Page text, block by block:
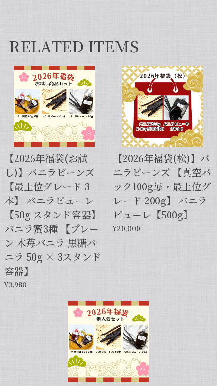
セット タヒチ種 + ブルボン種 10本 サイズだけ訳あり バニラビーンズ VANILLA VILLAGE
2026/01/28
【スタンドパック※通常サイズ】完全無添加・天然バニラ蜜_送料無料（200g）/バニラシロップ/シロップ/バニラビーンズ/製菓材料/バニラペースト/バニラエッセンス/ギフト
2025/05/31
【本数多いほど1本価格がお得！】【サイズだけ訳ありグレード 12cm・バニラビーンズ・5本】
2025/01/05
発送が早くて助かりました。 バニラの香りも良かっ
たので、次回の発注します。
この度は当店をご利用いただきまして、
誠にありがとうございます！こちらこそ
るブルボン種バニラもお試しくださいま
せ。今後とも当店を何卒よろしくお願い
申し上げます。
2024/06/14
RELATED ITEMS
【2026年福袋(お試
し)】バニラビーンズ
【最上位グレード 3
本】 バニラピューレ
【50g スタンド容器】
バニラ蜜3種 【プレー
ン 木苺バニラ 黒糖バ
ニラ 50g × 3スタンド
容器】
¥3,980
【2026年福袋(松)】バ
ニラビーンズ 【真空パ
ック100g毎・最上位グ
レード 200g】 バニラ
ピューレ【500g】
¥20,000